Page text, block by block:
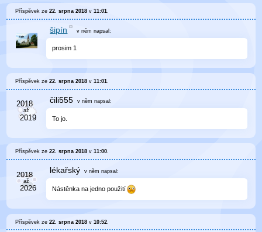
Příspěvek ze22. srpna 2018 v11:01
šipín v němnapsal:
prosim 1
Příspěvek ze22. srpna 2018 v11:01.
čili555 v něm napsal:
To jo.
Příspěvek ze22. srpna 2018 v11:00.
lékařský v něm napsal:
Nástěnka na jedno použití
Příspěvek ze22. srpna 2018 v10:52